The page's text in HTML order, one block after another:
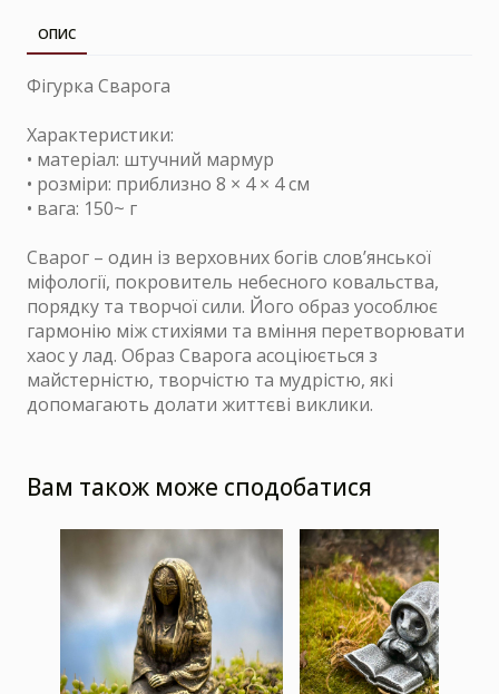
ОПИС
Фігурка Сварога
Характеристики:
• матеріал: штучний мармур
• розміри: приблизно 8 × 4 × 4 см
• вага: 150~ г
Сварог – один із верховних богів слов’янської
міфології, покровитель небесного ковальства,
порядку та творчої сили. Його образ уособлює
гармонію між стихіями та вміння перетворювати
хаос у лад. Образ Сварога асоціюється з
майстерністю, творчістю та мудрістю, які
допомагають долати життєві виклики.
Вам також може сподобатися